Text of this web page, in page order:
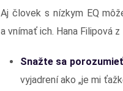
Aj človek s nízkym EQ
a vnímať ich. Hana Filipová
Snažte sa
vyjadrení ako „je mi